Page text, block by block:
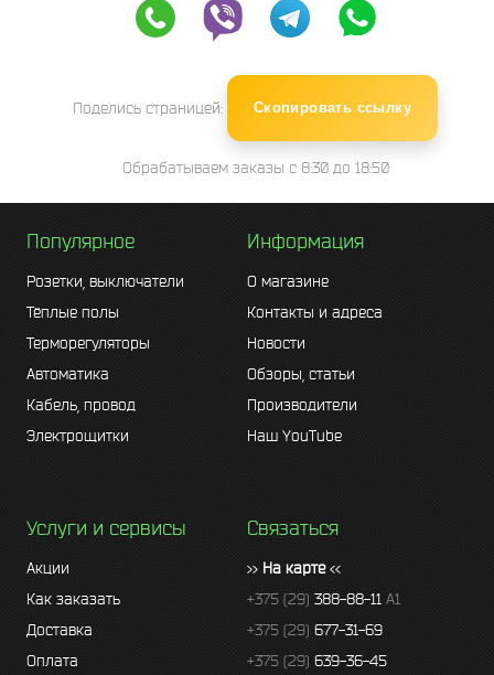
Поделись страницей: Скопировать ссылку
Обрабатываем заказы с 8:30 до 18:50
Популярное
Розетки, выключатели
Тёплые полы
Терморегуляторы
Автоматика
Кабель, провод
Электрощитки
Информация
О магазине
Контакты и адреса
Новости
Обзоры, статьи
Производители
Наш YouTube
Услуги и сервисы
Акции
Как заказать
Доставка
Оплата
Связаться
>> На карте<<
+375 (29) 388-88-11 A1
+375 (29) 677-31-69
+375 (29) 639-36-45